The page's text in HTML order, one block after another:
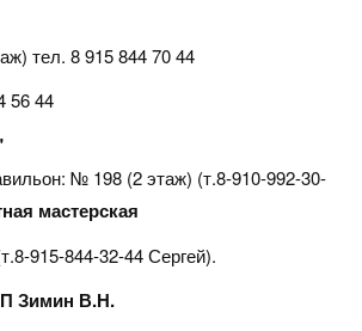
тел. 8 915 844 70 44
56 44
№ 198 (2 этаж) (т.8-910-992-30-
мастерская
915-844-32-44 Сергей).
Зимин В.Н.